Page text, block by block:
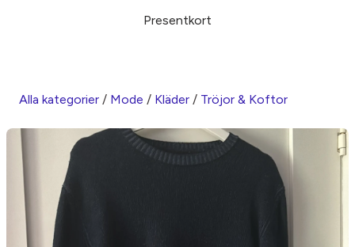
Presentkort
Alla kategorier / Mode / Kläder / Tröjor & Koftor